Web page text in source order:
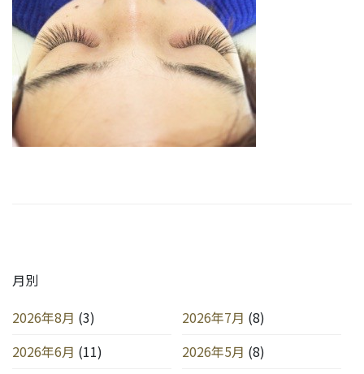
月別
2026年8月 (3) 2026年7月 (8)
2026年6月 (11) 2026年5月 (8)